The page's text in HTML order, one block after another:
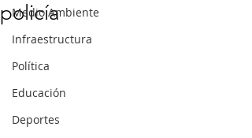
Medio Ambiente
Infraestructura
Política
Educación
Deportes
policía